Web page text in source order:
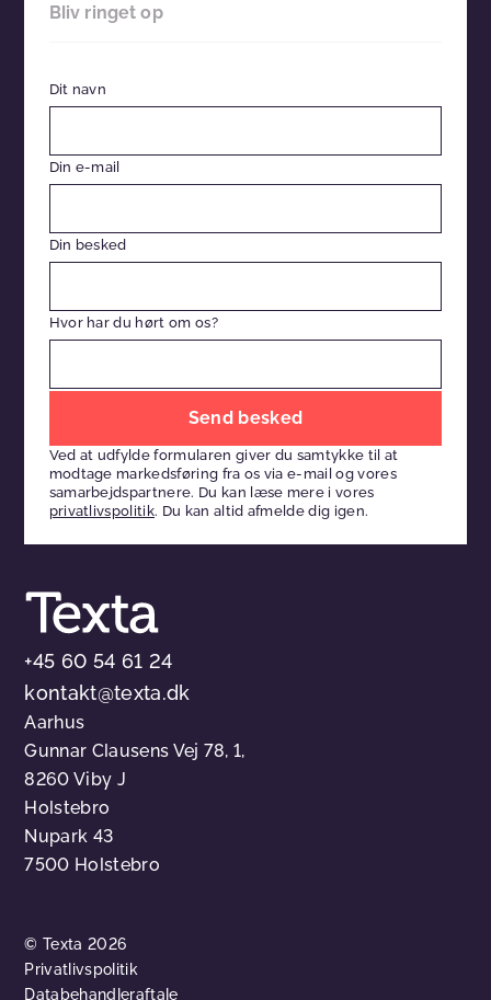
Bliv ringet op
Dit navn
Din e-mail
Din besked
Hvor har du hørt om os?
dette
felt
tomt
Ved at udfylde formularen giver du samtykke til at
modtage markedsføring fra os via e-mail og vores
samarbejdspartnere. Du kan læse mere i vores
privatlivspolitik. Du kan altid afmelde dig igen.
+45 60 54 61 24
kontakt@texta.dk
Aarhus
Gunnar Clausens Vej 78, 1,
8260 Viby J
Holstebro
Nupark 43
7500 Holstebro
© Texta 2026
Privatlivspolitik
Databehandleraftale